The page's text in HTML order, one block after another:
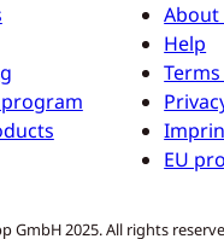
About
Help
EU
GmbH 2025. All rights